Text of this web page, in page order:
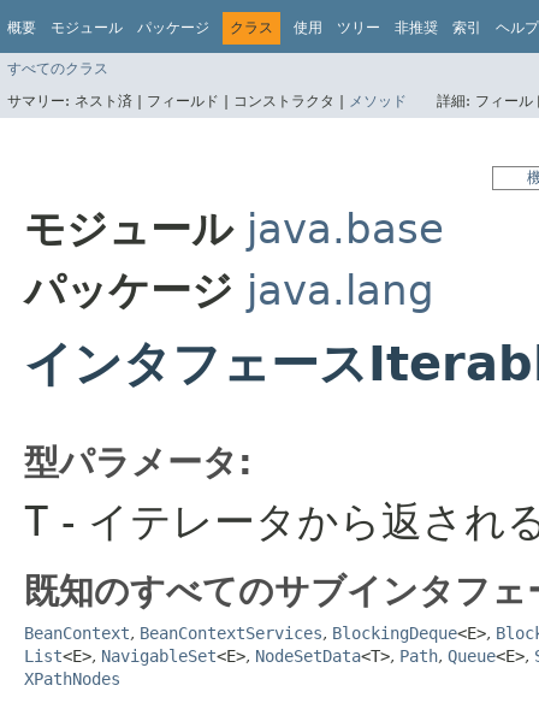
概要 モジュール パッケージ クラス 使用 ツリー 非推奨 索引 ヘルプ
すべてのクラス
サマリー: ネスト済 | フィールド | コンストラクタ | メソッド 詳細: フィー
モジュール java.base
パッケージ java.lang
インタフェース
型パラメータ:
T - イテレータから返され
既知のすべてのサブインタフ
BeanContext, BeanContextServices, BlockingDeque<E>,
List<E>, NavigableSet<E>, NodeSetData<T>, Path, Queue<E>,
XPathNodes